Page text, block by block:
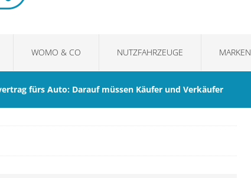
WOMO & CO NUTZFAHRZEUGE MARKEN
fürs Auto: Darauf müssen Käufer und Verkäufer